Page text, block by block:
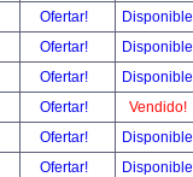
Ofertar!
Disponible
Ofertar!
Disponible
Ofertar!
Disponible
Ofertar!
Vendido!
Ofertar!
Disponible
Ofertar!
Disponible